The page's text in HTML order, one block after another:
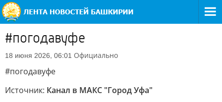
#погодавуфе
18 июня 2026, 06:01 Официально
#погодавуфе
Источник: Канал в МАКС "Город Уфа"